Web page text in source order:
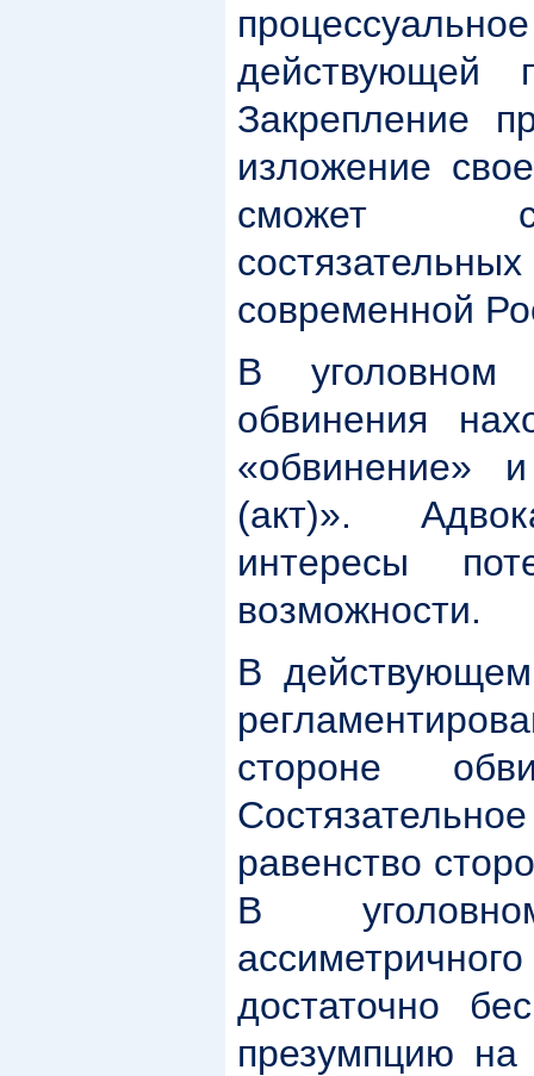
действующей
Закрепление
изложение
сможет
современной
В уголовном
обвинения
«обвинение»
(акт)».
интересы
возможности.
В
стороне
равенство
В
достаточно
презумпцию на